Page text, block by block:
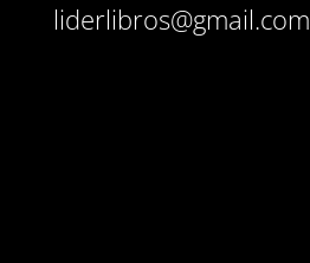
liderlibros@gmail.com